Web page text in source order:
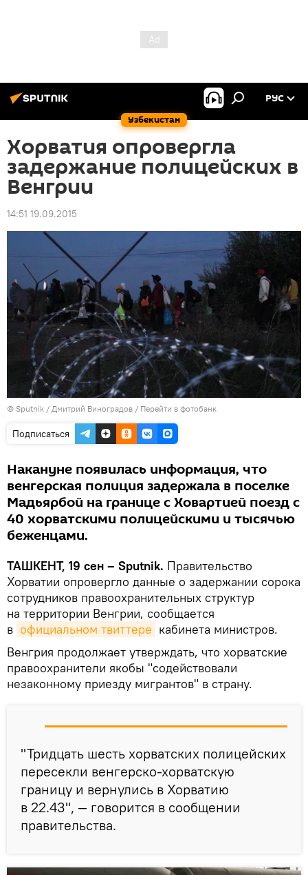
Узбекистан
РУС
Хорватия опровергла
задержание полицейских в
Венгрии
14:51 19.09.2015
© Sputnik / Дмитрий Виноградов / Перейти в фотобанк
Подписаться
Накануне появилась информация, что
венгерская полиция задержала в поселке
Мадьярбой на границе с Ховартией поезд с
40 хорватскими полицейскими и тысячью
беженцами.
ТАШКЕНТ, 19 сен – Sputnik. Правительство
Хорватии опровергло данные о задержании сорока
сотрудников правоохранительных структур
на территории Венгрии, сообщается
в официальном твиттере кабинета министров.
Венгрия продолжает утверждать, что хорватские
правоохранители якобы "содействовали
незаконному приезду мигрантов" в страну.
"Тридцать шесть хорватских полицейских
пересекли венгерско-хорватскую
границу и вернулись в Хорватию
в 22.43", — говорится в сообщении
правительства.